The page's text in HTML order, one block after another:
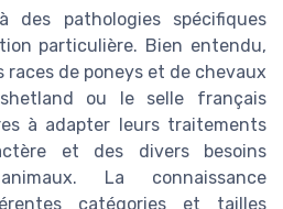
des pathologies spécifiques
particulière. Bien entendu,
races de poneys et de chevaux
ou le selle français
à adapter leurs traitements
et des divers besoins
La connaissance
catégories et tailles